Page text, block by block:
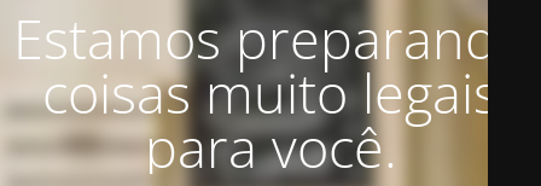
Estamos preparando
coisas muito legais
para você.